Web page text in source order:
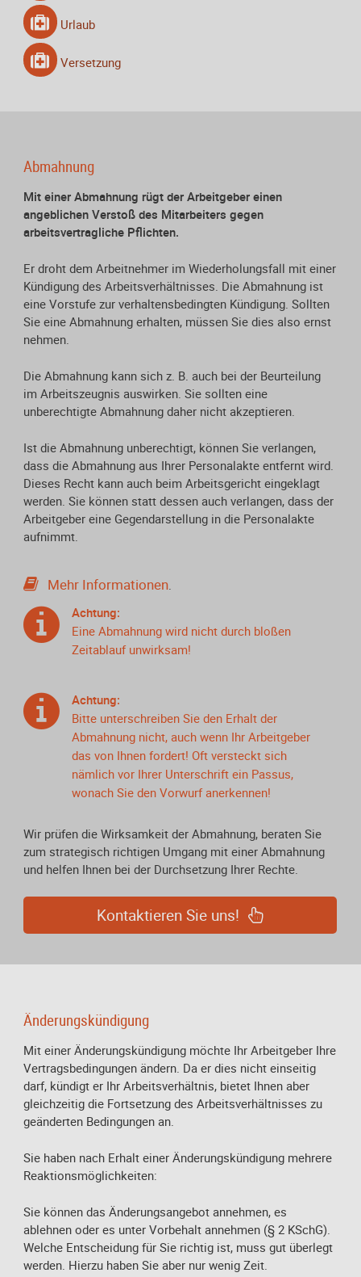
Urlaub
Versetzung
Abmahnung
Mit einer Abmahnung rügt der Arbeitgeber einen
angeblichen Verstoß des Mitarbeiters gegen
arbeitsvertragliche Pflichten.
Er droht dem Arbeitnehmer im Wiederholungsfall mit einer
Kündigung des Arbeitsverhältnisses. Die Abmahnung ist
eine Vorstufe zur verhaltensbedingten Kündigung. Sollten
Sie eine Abmahnung erhalten, müssen Sie dies also ernst
nehmen.
Die Abmahnung kann sich z. B. auch bei der Beurteilung
im Arbeitszeugnis auswirken. Sie sollten eine
unberechtigte Abmahnung daher nicht akzeptieren.
Ist die Abmahnung unberechtigt, können Sie verlangen,
dass die Abmahnung aus Ihrer Personalakte entfernt wird.
Dieses Recht kann auch beim Arbeitsgericht eingeklagt
werden. Sie können statt dessen auch verlangen, dass der
Arbeitgeber eine Gegendarstellung in die Personalakte
aufnimmt.
Mehr Informationen
Achtung:
Eine Abmahnung wird nicht durch bloßen
Zeitablauf unwirksam!
Achtung:
Bitte unterschreiben Sie den Erhalt der
Abmahnung nicht, auch wenn Ihr Arbeitgeber
das von Ihnen fordert! Oft versteckt sich
nämlich vor Ihrer Unterschrift ein Passus,
wonach Sie den Vorwurf anerkennen!
Wir prüfen die Wirksamkeit der Abmahnung, beraten Sie
zum strategisch richtigen Umgang mit einer Abmahnung
und helfen Ihnen bei der Durchsetzung Ihrer Rechte.
Kontaktieren Sie uns!
Änderungskündigung
Mit einer Änderungskündigung möchte Ihr Arbeitgeber Ihre
Vertragsbedingungen ändern. Da er dies nicht einseitig
darf, kündigt er Ihr Arbeitsverhältnis, bietet Ihnen aber
gleichzeitig die Fortsetzung des Arbeitsverhältnisses zu
geänderten Bedingungen an.
Sie haben nach Erhalt einer Änderungskündigung mehrere
Reaktionsmöglichkeiten:
Sie können das Änderungsangebot annehmen, es
ablehnen oder es unter Vorbehalt annehmen (§ 2 KSchG).
Welche Entscheidung für Sie richtig ist, muss gut überlegt
werden. Hierzu haben Sie aber nur wenig Zeit.